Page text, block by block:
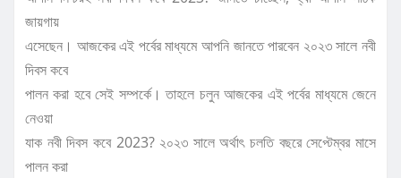
জায়গায়
এসেছেন। আজকের এই পর্বের মাধ্যমে আপনি জানতে পারবেন ২০২৩ সালে নবী
দিবস কবে
পালন করা হবে সেই সম্পর্কে। তাহলে চলুন আজকের এই পর্বের মাধ্যমে জেনে
নেওয়া
যাক নবী দিবস কবে 2023? ২০২৩ সালে অর্থাৎ চলতি বছরে সেপ্টেম্বর মাসে
পালন করা